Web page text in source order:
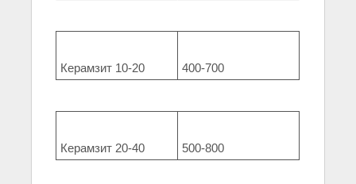
Керамзит 10-20 400-700
Керамзит 20-40 500-800